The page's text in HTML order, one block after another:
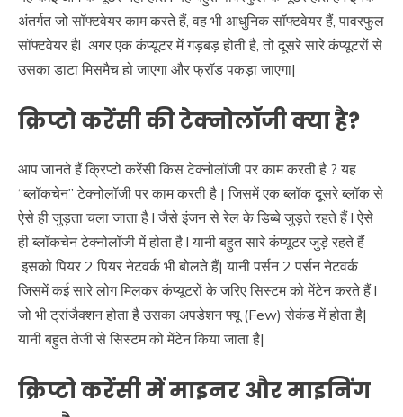
अंतर्गत जो सॉफ्टवेयर काम करते हैं, वह भी आधुनिक सॉफ्टवेयर हैं, पावरफुल
सॉफ्टवेयर हैl अगर एक कंप्यूटर में गड़बड़ होती है, तो दूसरे सारे कंप्यूटरों से
उसका डाटा मिसमैच हो जाएगा और फ्रॉड पकड़ा जाएगा|
क्रिप्टो करेंसी की टेक्नोलॉजी क्या है?
आप जानते हैं क्रिप्टो करेंसी किस टेक्नोलॉजी पर काम करती है ? यह
“ब्लॉकचेन” टेक्नोलॉजी पर काम करती है | जिसमें एक ब्लॉक दूसरे ब्लॉक से
ऐसे ही जुड़ता चला जाता है l जैसे इंजन से रेल के डिब्बे जुड़ते रहते हैं l ऐसे
ही ब्लॉकचेन टेक्नोलॉजी में होता है l यानी बहुत सारे कंप्यूटर जुड़े रहते हैं
इसको पियर 2 पियर नेटवर्क भी बोलते हैं| यानी पर्सन 2 पर्सन नेटवर्क
जिसमें कई सारे लोग मिलकर कंप्यूटरों के जरिए सिस्टम को मेंटेन करते हैं l
जो भी ट्रांजैक्शन होता है उसका अपडेशन फ्यू (Few) सेकंड में होता है|
यानी बहुत तेजी से सिस्टम को मेंटेन किया जाता है|
क्रिप्टो करेंसी में माइनर और माइनिंग